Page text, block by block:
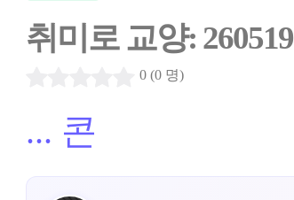
취미로 교양: 260519
0 (0 명)
... 콘